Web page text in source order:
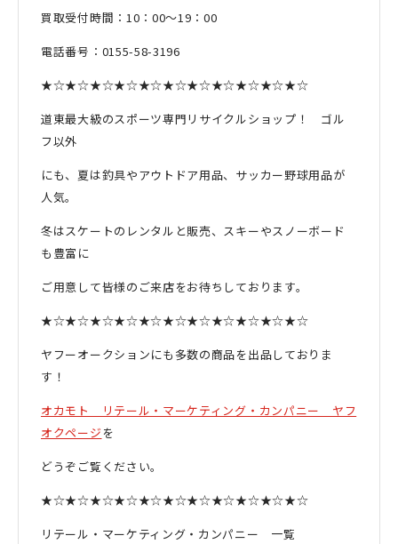
買取受付時間：10：00〜19：00
電話番号：0155-58-3196
★☆★☆★☆★☆★☆★☆★☆★☆★☆★☆★☆
道東最大級のスポーツ専門リサイクルショップ！ ゴル
フ以外
にも、夏は釣具やアウトドア用品、サッカー野球用品が
人気。
冬はスケートのレンタルと販売、スキーやスノーボード
も豊富に
ご用意して皆様のご来店をお待ちしております。
★☆★☆★☆★☆★☆★☆★☆★☆★☆★☆★☆
ヤフーオークションにも多数の商品を出品しておりま
す！
オカモト リテール・マーケティング・カンパニー ヤフ
オクページ を
どうぞご覧ください。
★☆★☆★☆★☆★☆★☆★☆★☆★☆★☆★☆
リテール・マーケティング・カンパニー 一覧